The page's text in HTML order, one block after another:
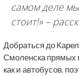
самом деле
стоит!»–
Добраться до
Смоленска прямых
как и автобусов,